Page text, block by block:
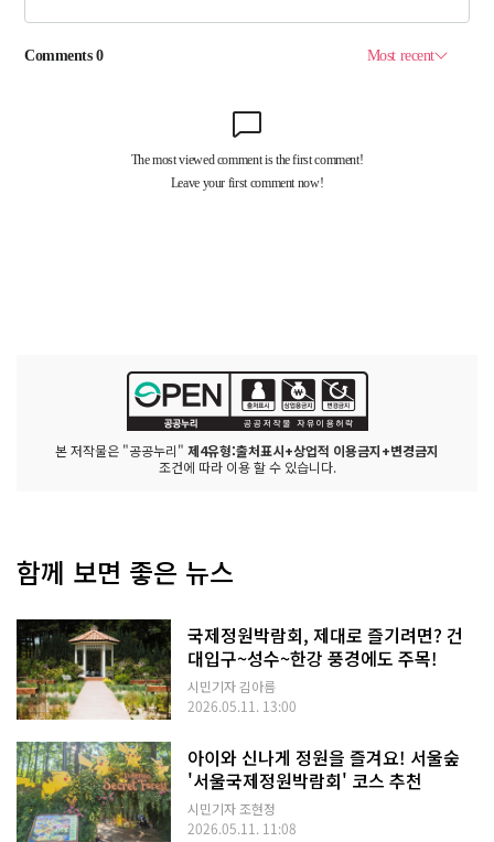
본 저작물은 "공공누리" 제4유형:출처표시+상업적 이용금지+변경금지
조건에 따라 이용 할 수 있습니다.
함께 보면 좋은 뉴스
국제정원박람회, 제대로 즐기려면? 건
대입구~성수~한강 풍경에도 주목!
시민기자 김아름
2026.05.11. 13:00
아이와 신나게 정원을 즐겨요! 서울숲
'서울국제정원박람회' 코스 추천
시민기자 조현정
2026.05.11. 11:08